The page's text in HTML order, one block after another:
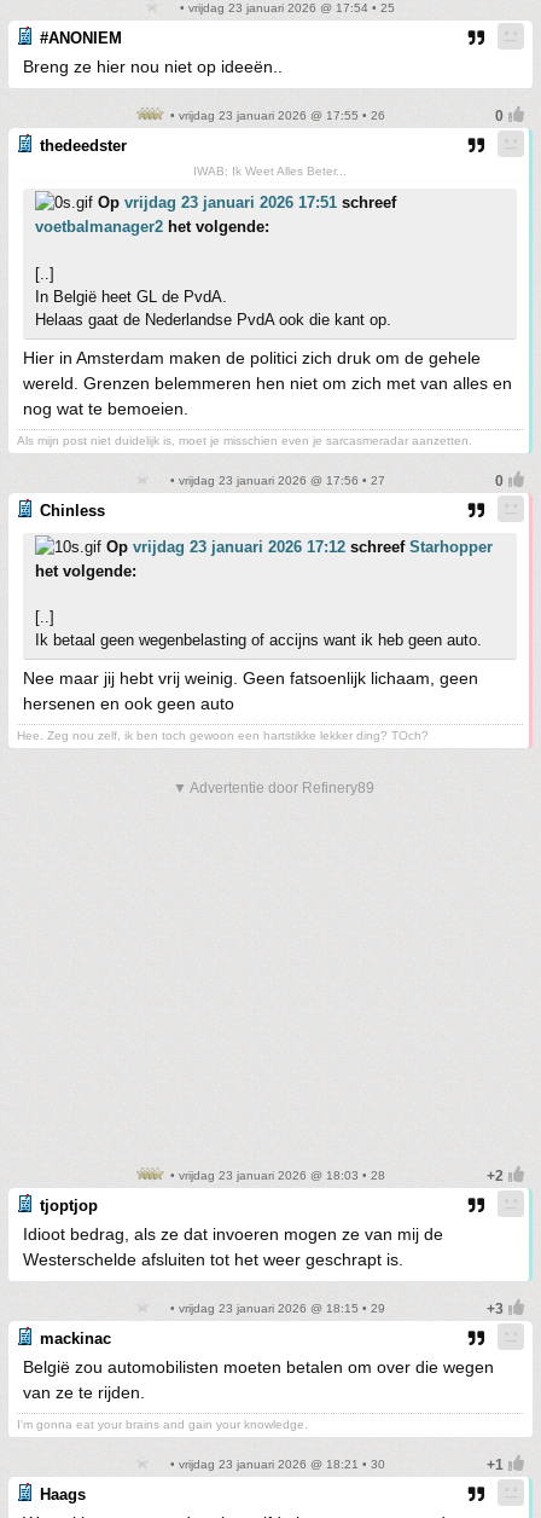
• vrijdag 23 januari 2026 @ 17:54 • 25
#ANONIEM
Breng ze hier nou niet op ideeën..
• vrijdag 23 januari 2026 @ 17:55 • 26
thedeedster
IWAB: Ik Weet Alles Beter...
Op vrijdag 23 januari 2026 17:51 schreef
voetbalmanager2 het volgende:
[..]
In België heet GL de PvdA.
Helaas gaat de Nederlandse PvdA ook die kant op.
Hier in Amsterdam maken de politici zich druk om de gehele
wereld. Grenzen belemmeren hen niet om zich met van alles en
nog wat te bemoeien.
Als mijn post niet duidelijk is, moet je misschien even je sarcasmeradar aanzetten.
• vrijdag 23 januari 2026 @ 17:56 • 27
Chinless
Op vrijdag 23 januari 2026 17:12 schreef Starhopper
het volgende:
[..]
Ik betaal geen wegenbelasting of accijns want ik heb geen auto.
Nee maar jij hebt vrij weinig. Geen fatsoenlijk lichaam, geen
hersenen en ook geen auto
Hee. Zeg nou zelf, ik ben toch gewoon een hartstikke lekker ding? TOch?
▼ Advertentie door Refinery89
• vrijdag 23 januari 2026 @ 18:03 • 28
tjoptjop
Idioot bedrag, als ze dat invoeren mogen ze van mij de
Westerschelde afsluiten tot het weer geschrapt is.
• vrijdag 23 januari 2026 @ 18:15 • 29
mackinac
België zou automobilisten moeten betalen om over die wegen
van ze te rijden.
I'm gonna eat your brains and gain your knowledge.
• vrijdag 23 januari 2026 @ 18:21 • 30
Haags